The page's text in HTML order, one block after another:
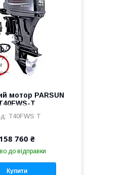
мотор PARSUN
T
T40FWS T
158 760 ₴
до відправки
Купити